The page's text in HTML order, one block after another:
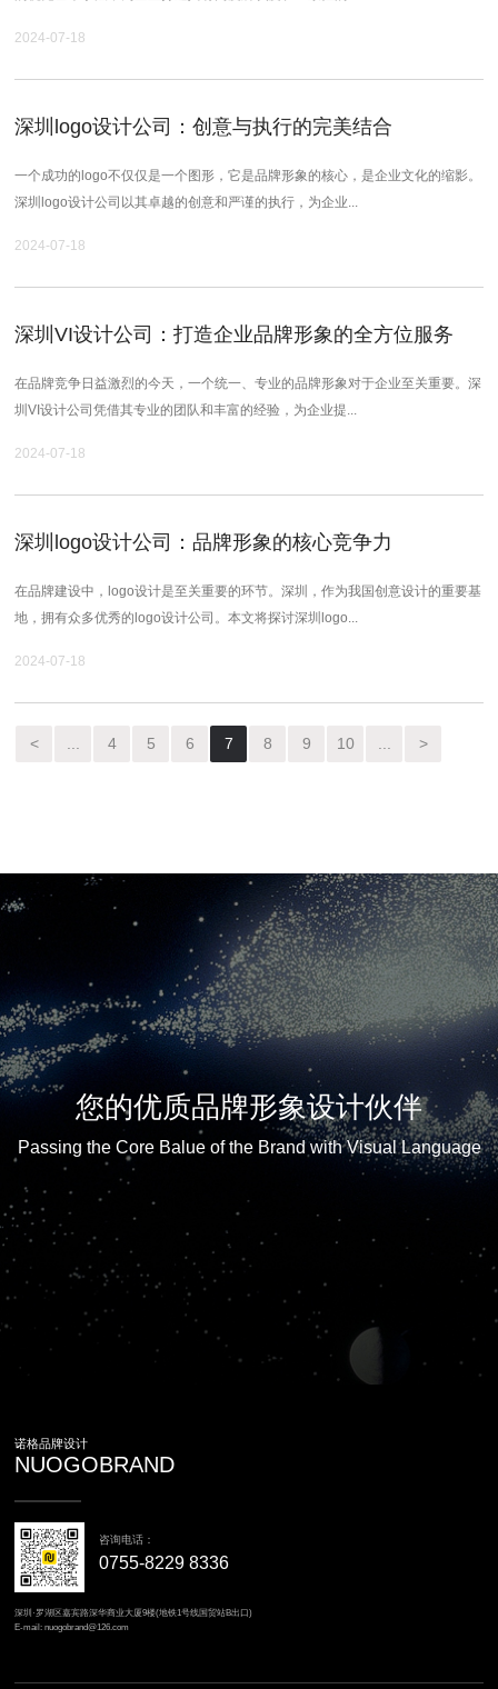
2024-07-18
深圳logo设计公司：创意与执行的完美结合
一个成功的logo不仅仅是一个图形，它是品牌形象的核心，是企业文化的缩影。
深圳logo设计公司以其卓越的创意和严谨的执行，为企业...
2024-07-18
深圳VI设计公司：打造企业品牌形象的全方位服务
在品牌竞争日益激烈的今天，一个统一、专业的品牌形象对于企业至关重要。深
圳VI设计公司凭借其专业的团队和丰富的经验，为企业提...
2024-07-18
深圳logo设计公司：品牌形象的核心竞争力
在品牌建设中，logo设计是至关重要的环节。深圳，作为我国创意设计的重要基
地，拥有众多优秀的logo设计公司。本文将探讨深圳logo...
2024-07-18
< 4 5 6 7 8 9 10 >
您的优质品牌形象设计伙伴
Passing the Core Balue of the Brand with Visual Language
诺格品牌设计
NUOGOBRAND
咨询电话：
0755-8229 8336
深圳·罗湖区嘉宾路深华商业大厦9楼(地铁1号线国贸站B出口)
E-mail: nuogobrand@126.com